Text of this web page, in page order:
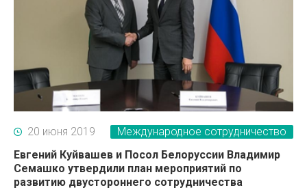
Международное сотрудничество
20 июня 2019
Евгений Куйвашев и Посол Белоруссии Владимир
Семашко утвердили план мероприятий по
развитию двустороннего сотрудничества